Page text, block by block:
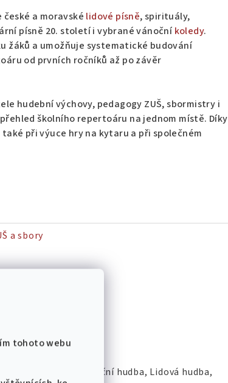
tohoto webu
a moravské lidové písně, spirituály,
písně 20. století i vybrané vánočníkoledy.
žáků a umožňuje systematické budování
od prvních ročníků až po závěr
hudební výchovy, pedagogy ZUŠ, sbormistry i
školního repertoáru na jednom místě. Díky
při výuce hry na kytaru a při společném
a sbory
žaky a studenty, Vánoční hudba, Lidová hudba,